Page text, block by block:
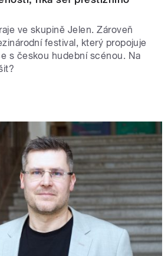
ve skupině Jelen. Zároveň
festival, který propojuje
s českou hudební scénou. Na